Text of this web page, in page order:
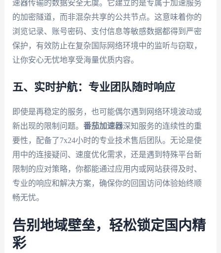
速器传输的数据安全无虞。它建立的是专属于加速服务
的加密隧道，而非混杂共享的公共节点。这意味着你的
浏览记录、账号密码、支付信息等敏感数据都得到严密
保护，有效防止在复杂国际网络环境中的监听与窃取，
让你安心无忧地享受海量优质内容。
五、实时护航：专业团队随时响应
即使是再稳定的服务，也可能偶尔遇到网络环境波动或
新出现的限制问题。 番茄加速器深知服务的连续性的重
要性，配备了7x24小时的专业技术售后团队。无论是使
用中的连接疑问、速度优化需求，还是遇到特殊平台新
限制的应对策略，你都能通过应用内或网站获得及时、
专业的响应和解决方案，确保你的回国访问体验始终顺
畅无忧。
告别地域壁垒，轻松锁定国内精
彩